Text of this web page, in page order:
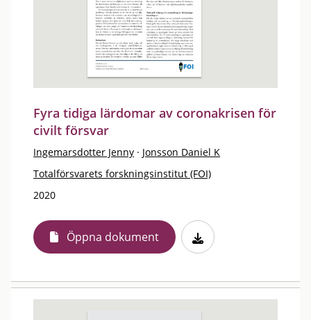
Fyra tidiga lärdomar av coronakrisen för
civilt försvar
Ingemarsdotter Jenny · Jonsson Daniel K
Totalförsvarets forskningsinstitut (FOI)
2020
Öppna dokument